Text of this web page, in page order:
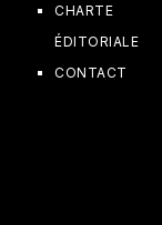
CHARTE
ÉDITORIALE
CONTACT